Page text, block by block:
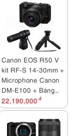
Canon EOS R50 V
kit RF-S 14-30mm +
Microphone Canon
DM-E100 + Báng
tay cầm Canon HG-
100TBR
22,190,000 đ